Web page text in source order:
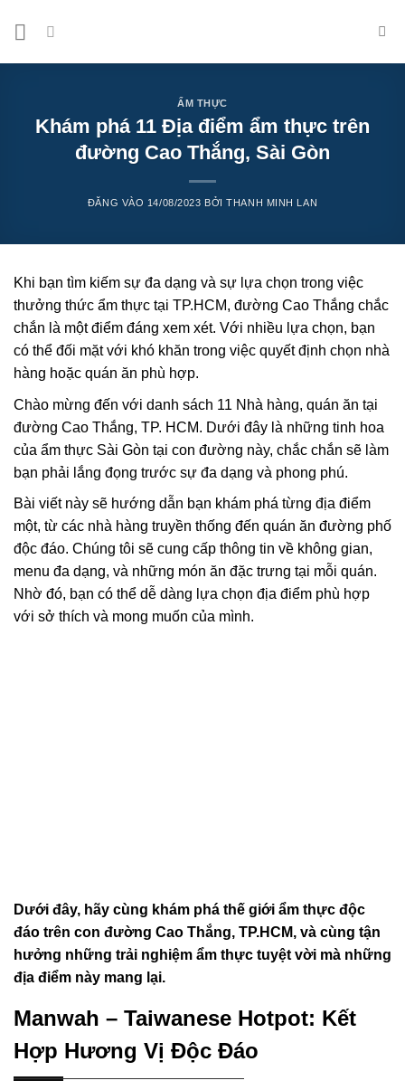
ẨM THỰC
Khám phá 11 Địa điểm ẩm thực trên
đường Cao Thắng, Sài Gòn
ĐĂNG VÀO 14/08/2023 BỞITHANH MINH LAN
Khi bạn tìm kiếm sự đa dạng và sự lựa chọn trong việc
thưởng thức ẩm thực tại TP.HCM, đường Cao Thắng chắc
chắn là một điểm đáng xem xét. Với nhiều lựa chọn, bạn
có thể đối mặt với khó khăn trong việc quyết định chọn nhà
hàng hoặc quán ăn phù hợp.
Chào mừng đến với danh sách 11 Nhà hàng, quán ăn tại
đường Cao Thắng, TP. HCM. Dưới đây là những tinh hoa
của ẩm thực Sài Gòn tại con đường này, chắc chắn sẽ làm
bạn phải lắng đọng trước sự đa dạng và phong phú.
Bài viết này sẽ hướng dẫn bạn khám phá từng địa điểm
một, từ các nhà hàng truyền thống đến quán ăn đường phố
độc đáo. Chúng tôi sẽ cung cấp thông tin về không gian,
menu đa dạng, và những món ăn đặc trưng tại mỗi quán.
Nhờ đó, bạn có thể dễ dàng lựa chọn địa điểm phù hợp
với sở thích và mong muốn của mình.
Dưới đây, hãy cùng khám phá thế giới ẩm thực độc
đáo trên con đường Cao Thắng, TP.HCM, và cùng tận
hưởng những trải nghiệm ẩm thực tuyệt vời mà những
địa điểm này mang lại.
Manwah – Taiwanese Hotpot: Kết
Hợp Hương Vị Độc Đáo